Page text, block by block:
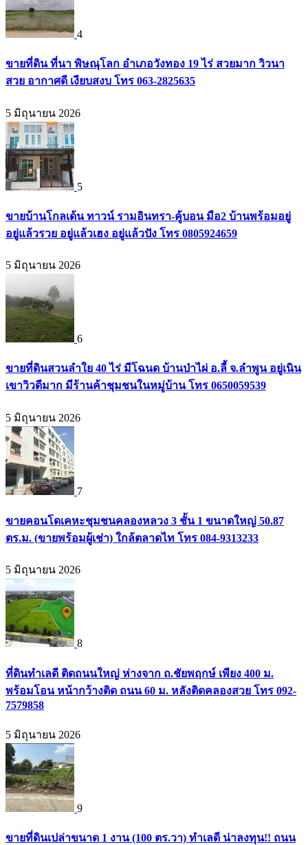
4
ขายที่ดิน ที่นา พิษณุโลก อำเภอวังทอง 19 ไร่ สวยมาก วิวนา
สวย อากาศดี เงียบสงบ โทร 063-2825635
5 มิถุนายน 2026
5
ขายบ้านโกลเด้น ทาวน์ รามอินทรา-คู้บอน มือ2 บ้านพร้อมอยู่
อยู่แล้วรวย อยู่แล้วเฮง อยู่แล้วปัง โทร 0805924659
5 มิถุนายน 2026
6
ขายที่ดินสวนลำใย 40 ไร่ มีโฉนด บ้านป่าไผ่ อ.ลี้ จ.ลำพูน อยู่เนิน
เขาวิวดีมาก มีร้านค้าชุมชนในหมู่บ้าน โทร 0650059539
5 มิถุนายน 2026
7
ขายคอนโดเคหะชุมชนคลองหลวง 3 ชั้น 1 ขนาดใหญ่ 50.87
ตร.ม. (ขายพร้อมผู้เช่า) ใกล้ตลาดไท โทร 084-9313233
5 มิถุนายน 2026
8
ที่ดินทำเลดี ติดถนนใหญ่ ห่างจาก ถ.ชัยพฤกษ์ เพียง 400 ม.
พร้อมโอน หน้ากว้างติด ถนน 60 ม. หลังติดคลองสวย โทร 092-
7579858
5 มิถุนายน 2026
9
ขายที่ดินเปล่าขนาด 1 งาน (100 ตร.วา) ทำเลดี น่าลงทุน!! ถนน